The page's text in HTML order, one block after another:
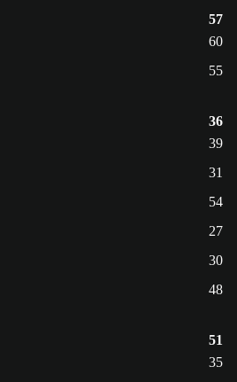
57
60
55
36
39
31
54
27
30
48
51
35